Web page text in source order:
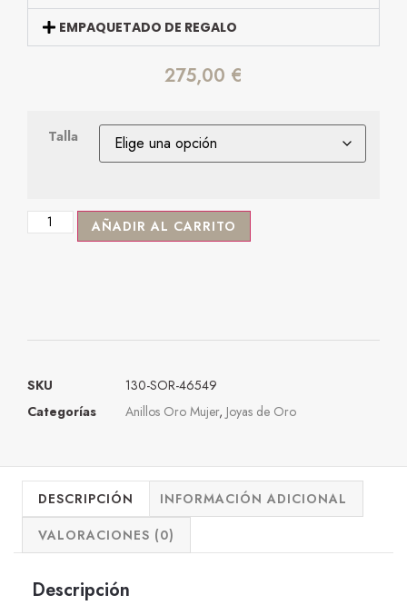
EMPAQUETADO DE REGALO
275,00 €
Talla
AÑADIR AL CARRITO
SKU
130-SOR-46549
Categorías
Anillos Oro Mujer, Joyas de Oro
DESCRIPCIÓN INFORMACIÓN ADICIONAL
VALORACIONES (0)
Descripción